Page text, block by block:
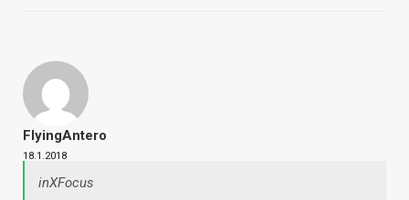
FlyingAntero
18.1.2018
inXFocus